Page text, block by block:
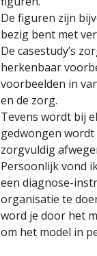
De figuren zijn
bezig bent met
De casestudy’s
herkenbaar
voorbeelden in
en de zorg.
Tevens wordt bij
gedwongen
zorgvuldig
Persoonlijk vond
een diagnose-
organisatie te
word je door het
om het model in